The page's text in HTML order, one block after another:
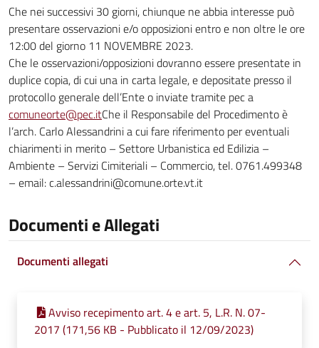
Che nei successivi 30 giorni, chiunque ne abbia interesse può
presentare osservazioni e/o opposizioni entro e non oltre le ore
12:00 del giorno 11 NOVEMBRE 2023.
Che le osservazioni/opposizioni dovranno essere presentate in
duplice copia, di cui una in carta legale, e depositate presso il
protocollo generale dell’Ente o inviate tramite pec a
comuneorte@pec.itChe il Responsabile del Procedimento è
l’arch. Carlo Alessandrini a cui fare riferimento per eventuali
chiarimenti in merito – Settore Urbanistica ed Edilizia –
Ambiente – Servizi Cimiteriali – Commercio, tel. 0761.499348
– email: c.alessandrini@comune.orte.vt.it
Documenti e Allegati
Documenti allegati
Avviso recepimento art. 4 e art. 5, L.R. N. 07-
2017 (171,56 KB - Pubblicato il 12/09/2023)